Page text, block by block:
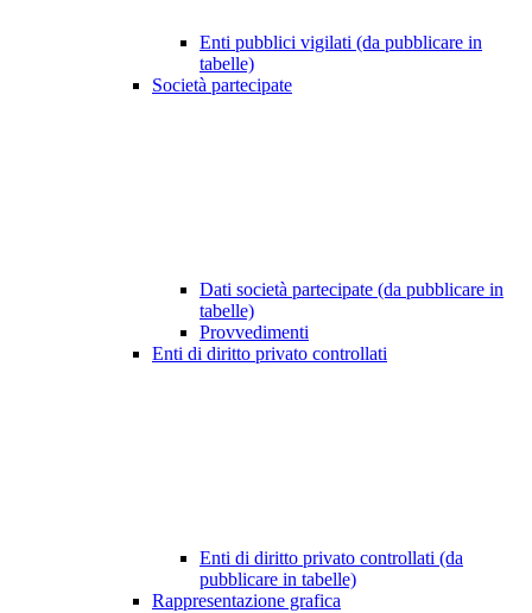
Enti pubblici vigilati (da pubblicare in
tabelle)
Società partecipate
Dati società partecipate (da pubblicare in
tabelle)
Provvedimenti
Enti di diritto privato controllati
Enti di diritto privato controllati (da
pubblicare in tabelle)
Rappresentazione grafica